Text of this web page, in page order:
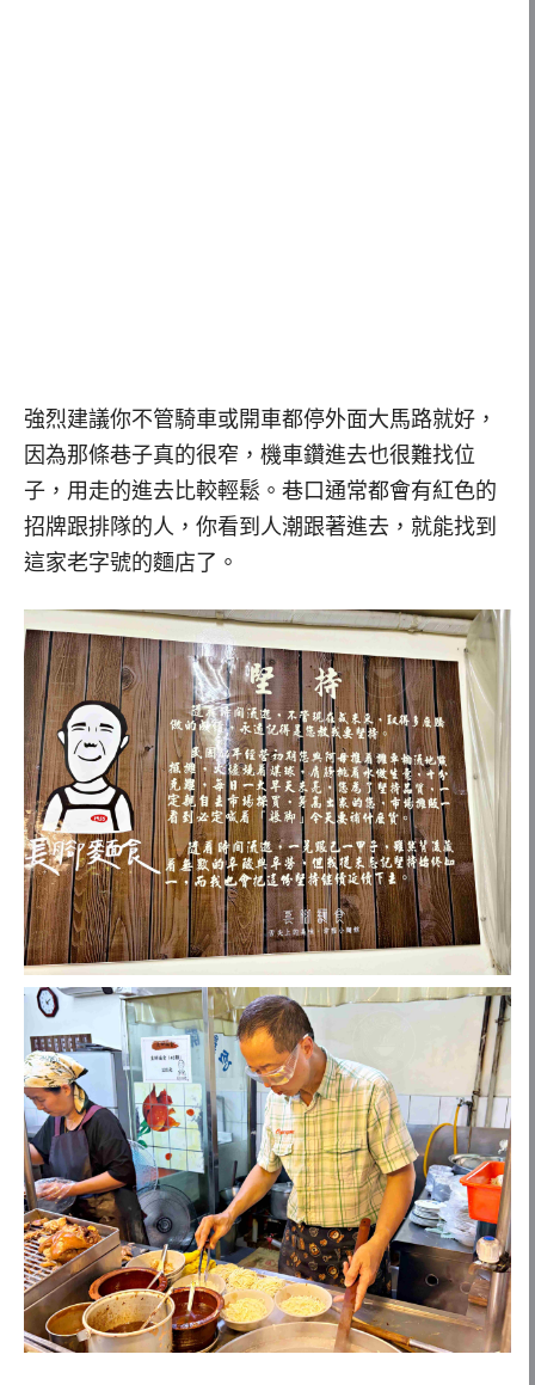
強烈建議你不管騎車或開車都停外面大馬路就好，
因為那條巷子真的很窄，機車鑽進去也很難找位
子，用走的進去比較輕鬆。巷口通常都會有紅色的
招牌跟排隊的人，你看到人潮跟著進去，就能找到
這家老字號的麵店了。